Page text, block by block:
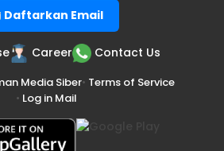
Daftarkan Email
Career Contact Us
Media Siber• Terms of Service
• Log in Mail